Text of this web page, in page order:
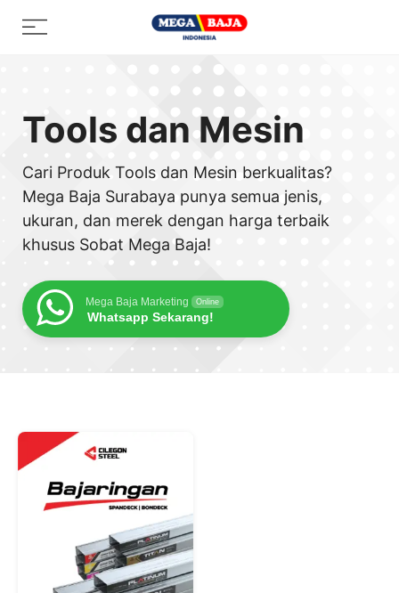
Menu
Tools dan Mesin
Cari Produk Tools dan Mesin berkualitas?
Mega Baja Surabaya punya semua jenis,
ukuran, dan merek dengan harga terbaik
khusus Sobat Mega Baja!
Mega Baja Marketing Online
Whatsapp Sekarang!